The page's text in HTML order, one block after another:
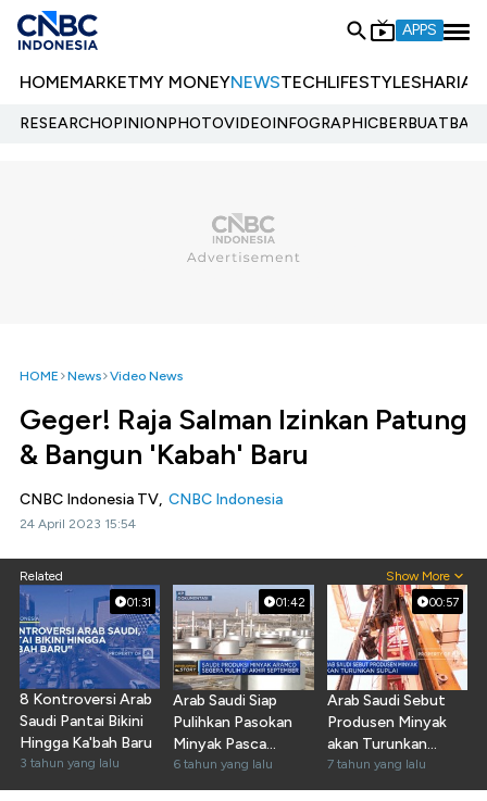
APPS
HOMEMARKETMY MONEYNEWSTECHLIFESTYLESHARIA
RESEARCHOPINIONPHOTOVIDEOINFOGRAPHIC
HOME News Video News
Geger! Raja Salman Izinkan Patung
& Bangun 'Kabah' Baru
CNBC Indonesia TV, CNBC Indonesia
24 April 2023 15:54
Related Show More
01:31
8 Kontroversi Arab
Saudi Pantai Bikini
Hingga Ka'bah Baru
3 tahun yang lalu
01:42
Arab Saudi Siap
Pulihkan Pasokan
Minyak Pasca
Serangan
6 tahun yang lalu
00:57
Arab Saudi Sebut
Produsen Minyak
akan Turunkan
Suplai
7 tahun yang lalu